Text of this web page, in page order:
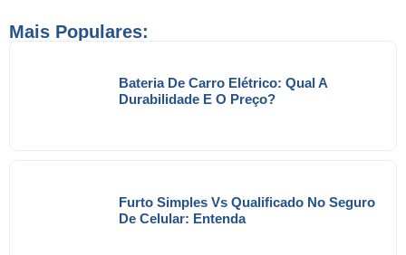
Mais Populares:
Bateria De Carro Elétrico: Qual A
Durabilidade E O Preço?
Furto Simples Vs Qualificado No Seguro
De Celular: Entenda